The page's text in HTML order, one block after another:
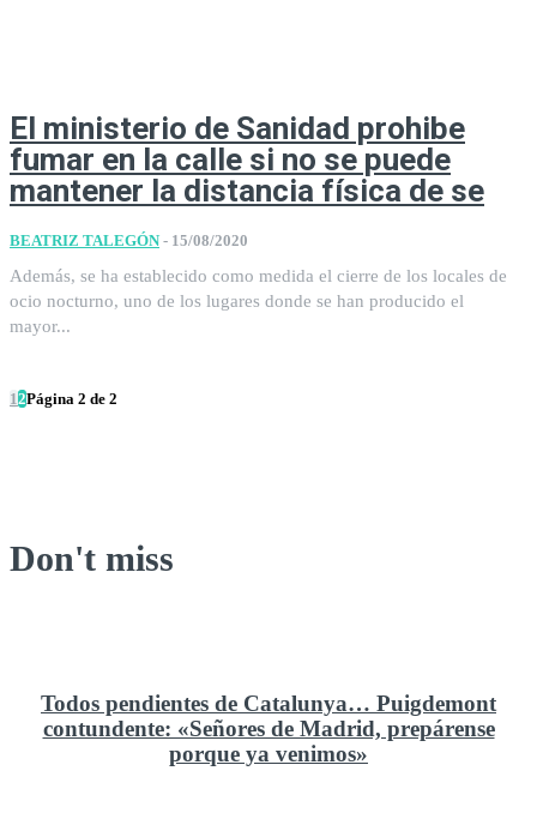
El ministerio de Sanidad prohibe
fumar en la calle si no se puede
mantener la distancia física de se
BEATRIZ TALEGÓN - 15/08/2020
Además, se ha establecido como medida el cierre de los locales de
ocio nocturno, uno de los lugares donde se han producido el
mayor...
12Página 2 de 2
Don't miss
Todos pendientes de Catalunya… Puigdemont
contundente: «Señores de Madrid, prepárense
porque ya venimos»